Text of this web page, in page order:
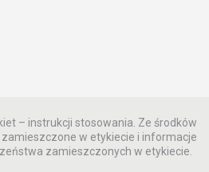
– instrukcji stosowania. Ze środków
w etykiecie i informacje
zamieszczonych w etykiecie.